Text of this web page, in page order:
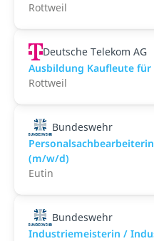
Rottweil
Deutsche Telekom AG
Ausbildung Kaufleute
Rottweil
Bundeswehr
(m/w/d)
Eutin
Bundeswehr
Industriemeisterin /